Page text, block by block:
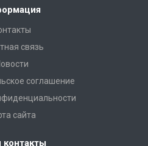
связь
соглашение
сайта
контакты